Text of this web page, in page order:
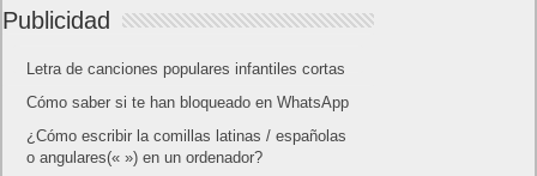
Publicidad
Letra de canciones populares infantiles cortas
Cómo saber si te han bloqueado en WhatsApp
¿Cómo escribir la comillas latinas / españolas
o angulares(« ») en un ordenador?